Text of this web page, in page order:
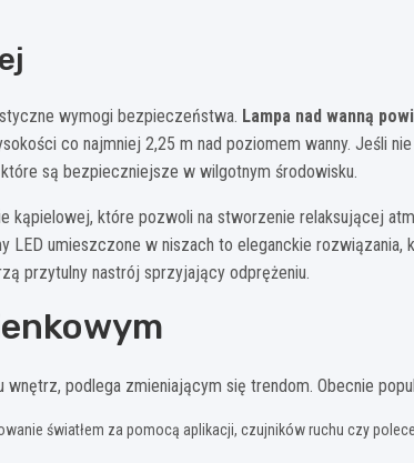
wymogi bezpieczeństwa. Lampa nad wanną
co najmniej 2,25 m nad poziomem wanny. Jeśli
są bezpieczniejsze w wilgotnym środowisku.
kąpielowej, które pozwoli na stworzenie relaksującej
umieszczone w niszach to eleganckie rozwiązania,
przytulny nastrój sprzyjający odprężeniu.
podlega zmieniającym się trendom. Obecnie
światłem za pomocą aplikacji, czujników ruchu czy